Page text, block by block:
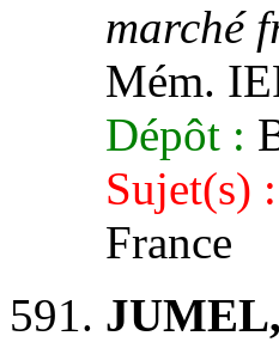
marché
Mém.
Dépôt :
Sujet(s) :
France